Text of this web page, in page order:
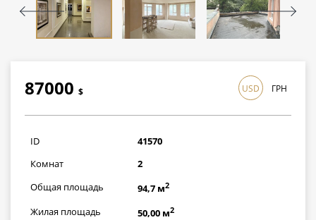
87000 $
2523000грн
USD ГРН
ID
41570
Комнат
2
Общая площадь
94,7 м2
Жилая площадь 50,00 м2